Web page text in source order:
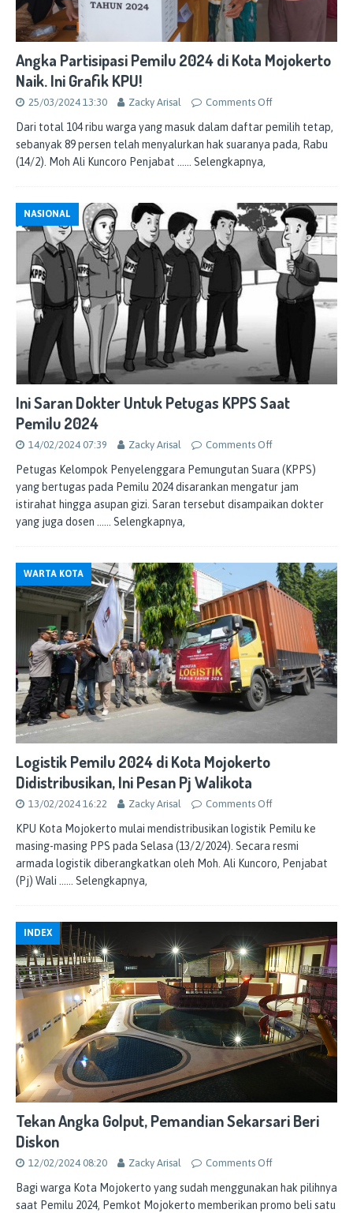
Angka Partisipasi Pemilu 2024 di Kota Mojokerto
Naik. Ini Grafik KPU!
25/03/2024 13:30 Zacky Arisal Comments Off
Dari total 104 ribu warga yang masuk dalam daftar pemilih tetap,
sebanyak 89 persen telah menyalurkan hak suaranya pada, Rabu
(14/2). Moh Ali Kuncoro Penjabat …… Selengkapnya,
NASIONAL
Ini Saran Dokter Untuk Petugas KPPS Saat
Pemilu 2024
14/02/2024 07:39 Zacky Arisal Comments Off
Petugas Kelompok Penyelenggara Pemungutan Suara (KPPS)
yang bertugas pada Pemilu 2024 disarankan mengatur jam
istirahat hingga asupan gizi. Saran tersebut disampaikan dokter
yang juga dosen
…… Selengkapnya,
WARTA KOTA
Logistik Pemilu 2024 di Kota Mojokerto
Didistribusikan, Ini Pesan Pj Walikota
13/02/2024 16:22 Zacky Arisal Comments Off
KPU Kota Mojokerto mulai mendistribusikan logistik Pemilu ke
masing-masing PPS pada Selasa (13/2/2024). Secara resmi
armada logistik diberangkatkan oleh Moh. Ali Kuncoro, Penjabat
(Pj) Wali
…… Selengkapnya,
INDEX
Tekan Angka Golput, Pemandian Sekarsari Beri
Diskon
12/02/2024 08:20 Zacky Arisal Comments Off
Bagi warga Kota Mojokerto yang sudah menggunakan hak pilihnya
saat Pemilu 2024, Pemkot Mojokerto memberikan promo beli satu